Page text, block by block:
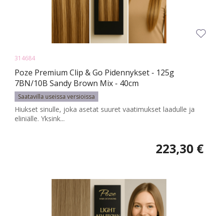
314684
Poze Premium Clip & Go Pidennykset - 125g
7BN/10B Sandy Brown Mix - 40cm
Saatavilla useissa versioissa
Hiukset sinulle, joka asetat suuret vaatimukset laadulle ja
eliniälle. Yksink...
223,30 €